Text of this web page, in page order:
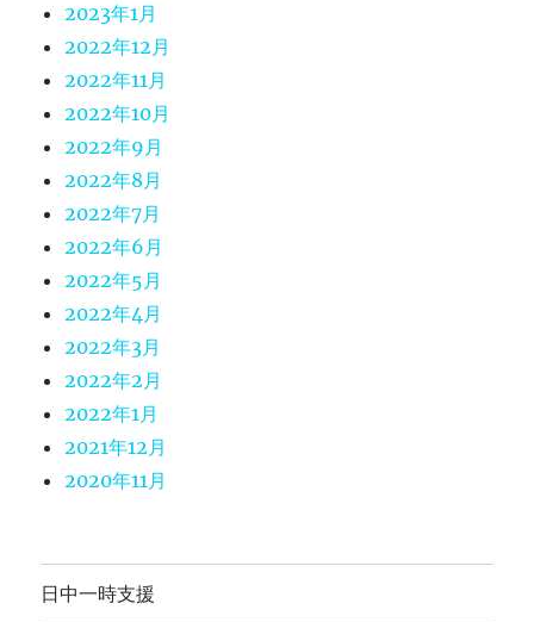
2023年1月
2022年12月
2022年11月
2022年10月
2022年9月
2022年8月
2022年7月
2022年6月
2022年5月
2022年4月
2022年3月
2022年2月
2022年1月
2021年12月
2020年11月
日中一時支援